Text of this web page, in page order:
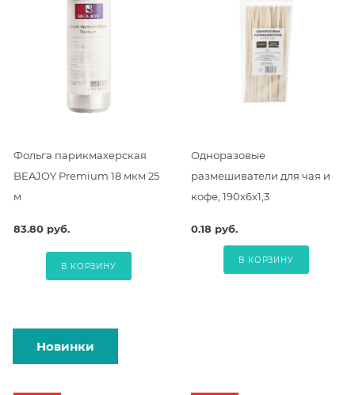
Фольга парикмахерская
BEAJOY Premium 18 мкм 25
м
83.80 руб.
В КОРЗИНУ
Одноразовые
размешиватели для чая и
кофе, 190х6х1,3
0.18 руб.
В КОРЗИНУ
Новинки